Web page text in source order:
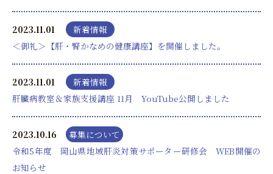
2023.11.01
新着情報
＜御礼＞【肝・腎かなめの健康講座】を開催しました。
2023.11.01
新着情報
肝臓病教室＆家族支援講座 11月 YouTube公開しました
2023.10.16
募集について
令和5年度 岡山県地域肝炎対策サポーター研修会 WEB開催の
お知らせ